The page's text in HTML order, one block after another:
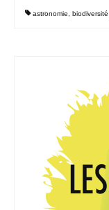
astronomie biodiversité